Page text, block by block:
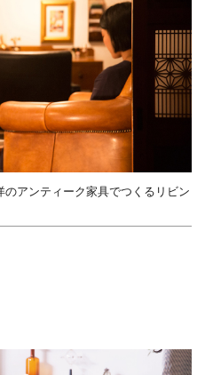
アンティーク家具でつくるリビン